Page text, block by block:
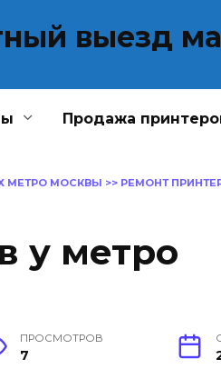
выезд
Продажа
МЕТРО МОСКВЫ >> РЕМОНТ
у метро
ПРОСМОТРОВ
7